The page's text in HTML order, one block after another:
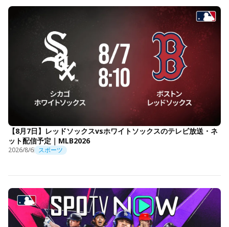
【8月7日】レッドソックスvsホワイトソックスのテレビ放送・ネ
ット配信予定｜MLB2026
2026/8/6 スポーツ